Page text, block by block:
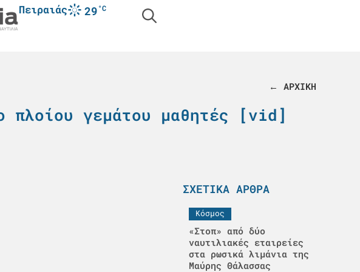
Πειραιάς 29°C
← ΑΡΧΙΚΗ
πλοίου γεμάτου μαθητές [vid]
ΣΧΕΤΙΚΆ ΆΡΘΡΑ
Κόσμος
«Στοπ» από δύο
ναυτιλιακές εταιρείες
στα ρωσικά λιμάνια της
Μαύρης Θάλασσας